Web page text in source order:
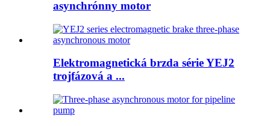
asynchrónny motor
Elektromagnetická brzda série YEJ2
trojfázová a ...